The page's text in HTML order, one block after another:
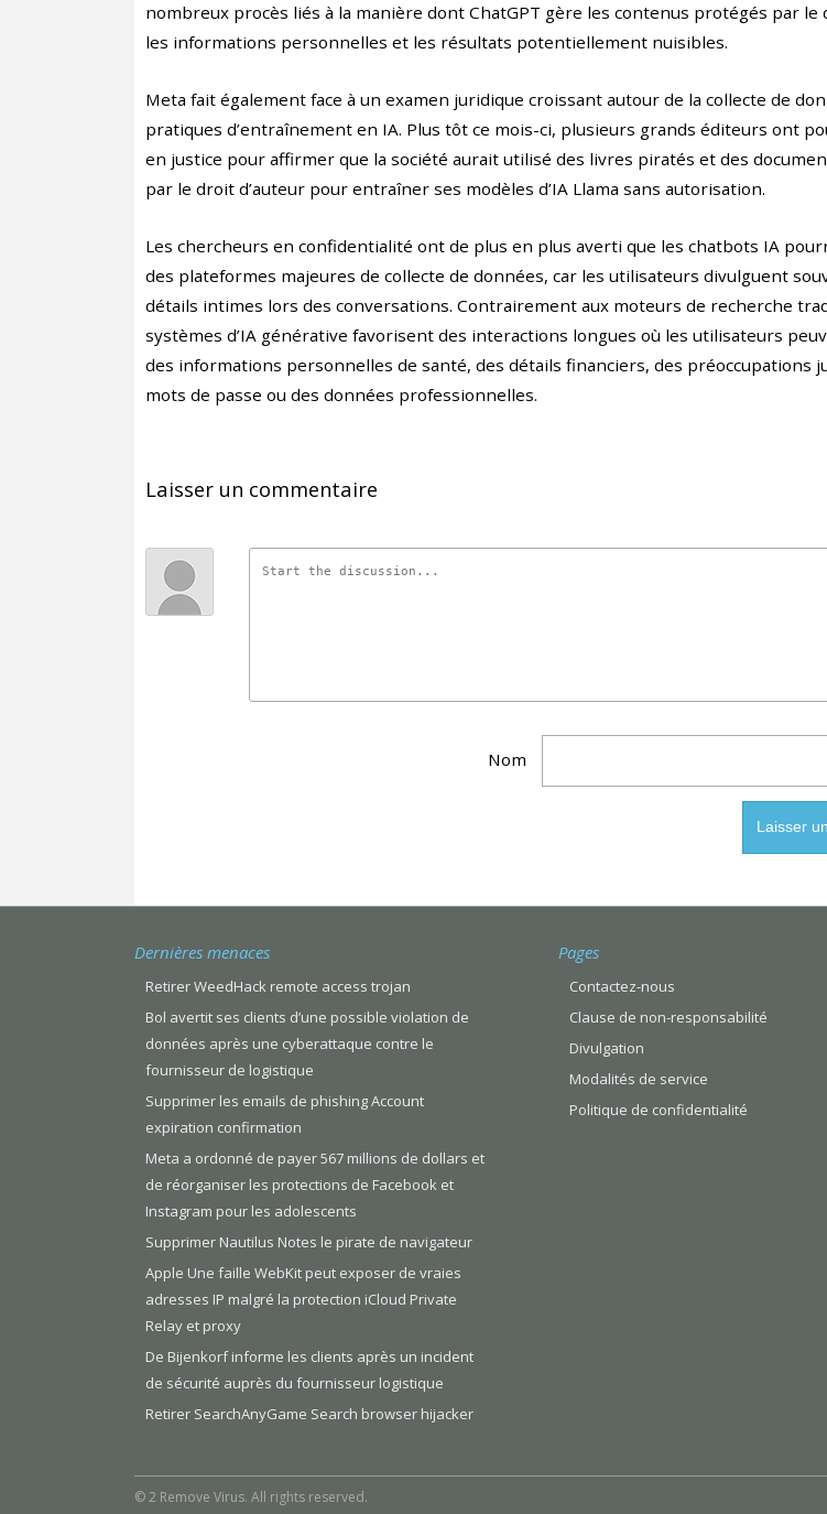
nombreux procès liés à la manière dont ChatGPT gère les contenus protégés par le
les informations personnelles et les résultats potentiellement nuisibles.
Meta fait également face à un examen juridique croissant autour de la collecte de
pratiques d’entraînement en IA. Plus tôt ce mois-ci, plusieurs grands éditeurs ont
en justice pour affirmer que la société aurait utilisé des livres piratés et des
par le droit d’auteur pour entraîner ses modèles d’IA Llama sans autorisation.
Les chercheurs en confidentialité ont de plus en plus averti que les chatbots IA
des plateformes majeures de collecte de données, car les utilisateurs divulguent
détails intimes lors des conversations. Contrairement aux moteurs de recherche
systèmes d’IA générative favorisent des interactions longues où les utilisateurs
des informations personnelles de santé, des détails financiers, des préoccupations
mots de passe ou des données professionnelles.
Laisser un commentaire
Nom
Dernières menaces
Retirer WeedHack remote access trojan
Bol avertit ses clients d’une possible violation de
données après une cyberattaque contre le
fournisseur de logistique
Supprimer les emails de phishing Account
expiration confirmation
Meta a ordonné de payer 567 millions de dollars et
de réorganiser les protections de Facebook et
Instagram pour les adolescents
Supprimer Nautilus Notes le pirate de navigateur
Apple Une faille WebKit peut exposer de vraies
adresses IP malgré la protection iCloud Private
Relay et proxy
De Bijenkorf informe les clients après un incident
de sécurité auprès du fournisseur logistique
Retirer SearchAnyGame Search browser hijacker
Pages
Contactez-nous
Clause de non-responsabilité
Divulgation
Modalités de service
Politique de confidentialité
© 2 Remove Virus. All rights reserved.